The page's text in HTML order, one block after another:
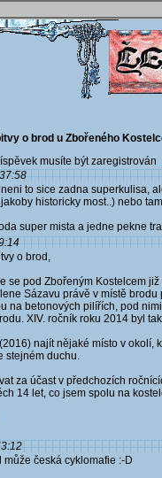
o brod u Zbořeného
musíte být
to sice zadna superkulisa,
historicky most..) nebo
super mista a jedne pekne
o brod,
se pod Zbořeným Kostelcem
Sázavu právě v místě
na betonových pilířích, pod
XIV. ročník roku 2014 byl
najít nějaké místo v okolí,
stejném duchu.
za účast v předchozích
14 let, co jsem spolu na
česká cyklomafie :-D